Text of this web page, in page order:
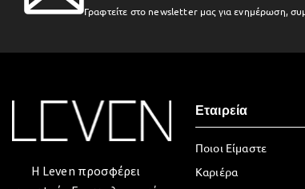
Γραφτείτε στο newsletter μας για ενημέρωση,
Η Leven προσφέρει
Εταιρεία
Ποιοι Είμαστε
Καριέρα